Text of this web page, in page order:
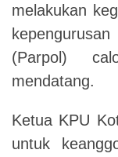
melakukan
(Parpol)
mendatang.
Ketua KPU
untuk